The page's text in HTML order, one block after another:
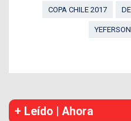
COPA CHILE 2017
+ Leído | Ahora